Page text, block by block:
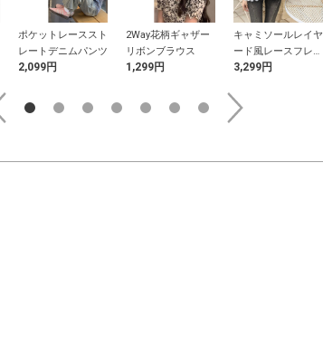
ポケットレーススト
レートデニムパンツ
2,099円
2Way花柄ギャザー
リボンブラウス
1,299円
キャミソールレイヤ
ード風レースフレア
トップス
3,299円